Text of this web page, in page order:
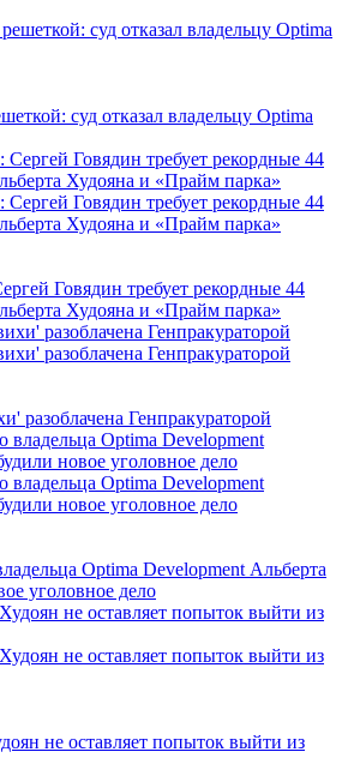
суд отказал владельцу Optima
Говядин требует рекордные 44
Худояна и «Прайм парка»
разоблачена Генпракураторой
Орtima Development Альберта
уголовное дело
не оставляет попыток выйти из